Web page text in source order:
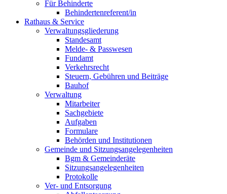
Für Behinderte
Behindertenreferent/in
Rathaus & Service
Verwaltungsgliederung
Standesamt
Melde- & Passwesen
Fundamt
Verkehrsrecht
Steuern, Gebühren und Beiträge
Bauhof
Verwaltung
Mitarbeiter
Sachgebiete
Aufgaben
Formulare
Behörden und Institutionen
Gemeinde und Sitzungsangelegenheiten
Bgm & Gemeinderäte
Sitzungsangelegenheiten
Protokolle
Ver- und Entsorgung